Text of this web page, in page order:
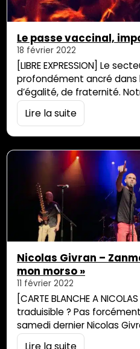
Le passe vaccinal,
18 février 2022
[LIBRE EXPRESSION] Le
profondément ancré dans
d’égalité, de fraternité.
à faire partager des
faire échanger des
salle d’exposition, un
Lire la suite
Nicolas Givran – Zanmari
mon morso »
11 février 2022
[CARTE BLANCHE A
traduisible ? Pas
samedi dernier Nicolas
accompagnés des Dhal